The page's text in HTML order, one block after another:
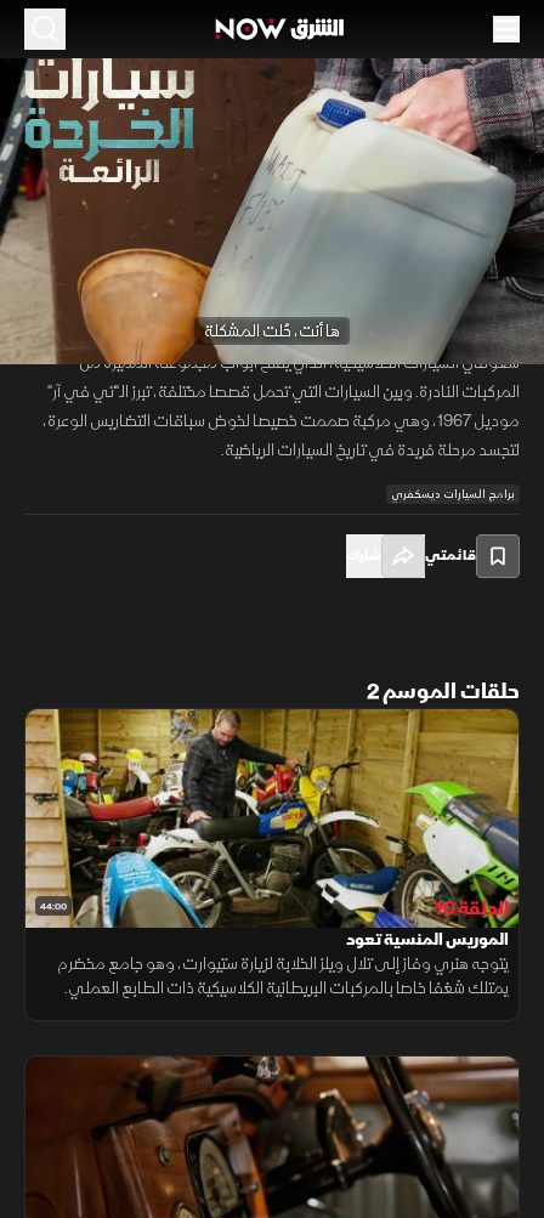
‫ها أنت، حُلت المشكلة‬ 44:00
الحلقة 8
الموسم 2
أيقونة السباقات
44:00
سيارات الخردة الرائعة
يواصل هنري وفاز رحلتهما إلى مدينة فارنهام، حيث يلتقيان ستيف، أحد أبرز
شغوفي السيارات الكلاسيكية، الذي يفتح أبواب مجموعته المميزة من
المركبات النادرة. وبين السيارات التي تحمل قصصا مختلفة، تبرز الـ"تي في آر"
موديل 1967، وهي مركبة صممت خصيصا لخوض سباقات التضاريس الوعرة،
لتجسد مرحلة فريدة في تاريخ السيارات الرياضية.
برامج السيارات ديسكفري
قائمتي
حلقات الموسم 2
44:00 الحلقة 10
الموريس المنسية تعود
يتوجه هنري وفاز إلى تلال ويلز الخلابة لزيارة ستيوارت، وهو جامع مخضرم
يمتلك شغفا خاصا بالمركبات البريطانية الكلاسيكية ذات الطابع العملي.